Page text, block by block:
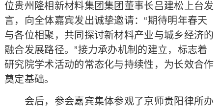
位贵州隆相新材料集团集团董事长吕建松上台发
言，向全体嘉宾发出诚挚邀请：“期待明年春天
与各位相聚，共同探讨新材料产业与城乡经济的
融合发展路径。”接力承办机制的建立，标志着
研究院学术活动的常态化与持续性，为长效合作
奠定基础。
会后，参会嘉宾集体参观了京师贵阳律所办